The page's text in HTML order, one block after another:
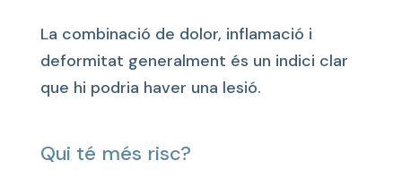
La combinació de dolor, inflamació i
deformitat generalment és un indici clar
que hi podria haver una lesió.
Qui té més risc?